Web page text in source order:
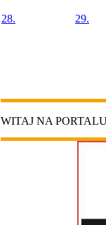
28. 29.
WITAJ NA